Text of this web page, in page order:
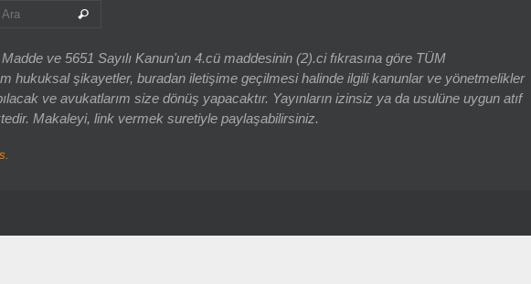
Ara
ve 5651 Sayılı Kanun'un 4.cü maddesinin (2).ci fıkrasına göre TÜM
hukuksal şikayetler, buradan iletişime geçilmesi halinde ilgili kanunlar ve yönetmelikler
ve avukatlarım size dönüş yapacaktır. Yayınların izinsiz ya da usulüne uygun atıf
Makaleyi, link vermek suretiyle paylaşabilirsiniz.